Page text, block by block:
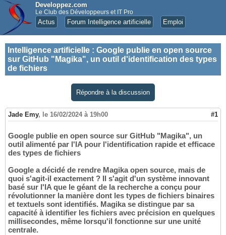
Developpez.com
Le Club des Développeurs et IT Pro
Actus Forum Intelligence artificielle Emploi
Intelligence artificielle : Google publie en open source
sur GitHub "Magika", un outil d'identification des types
de fichiers
Répondre à la discussion
Jade Emy, le 16/02/2024 à 19h00 #1
Google publie en open source sur GitHub "Magika", un
outil alimenté par l'IA pour l'identification rapide et efficace
des types de fichiers
Google a décidé de rendre Magika open source, mais de
quoi s'agit-il exactement ? Il s'agit d'un système innovant
basé sur l'IA que le géant de la recherche a conçu pour
révolutionner la manière dont les types de fichiers binaires
et textuels sont identifiés. Magika se distingue par sa
capacité à identifier les fichiers avec précision en quelques
millisecondes, même lorsqu'il fonctionne sur une unité
centrale.